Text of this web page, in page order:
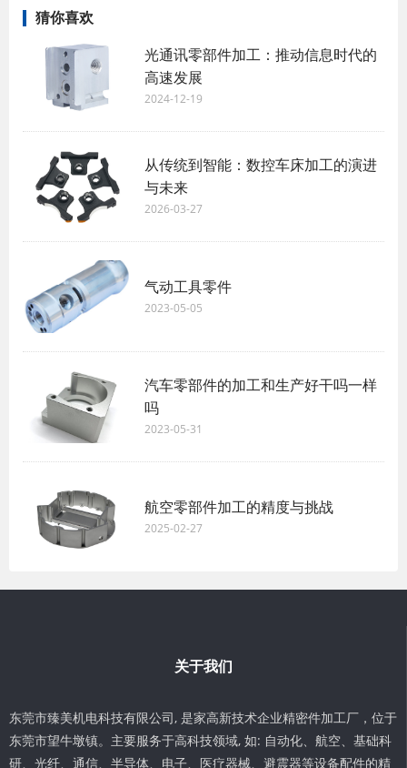
猜你喜欢
光通讯零部件加工：推动信息时代的
高速发展
2024-12-19
从传统到智能：数控车床加工的演进
与未来
2026-03-27
气动工具零件
2023-05-05
汽车零部件的加工和生产好干吗一样
吗
2023-05-31
航空零部件加工的精度与挑战
2025-02-27
关于我们
东莞市臻美机电科技有限公司, 是家高新技术企业精密件加工厂，位于
东莞市望牛墩镇。主要服务于高科技领域, 如: 自动化、航空、基础科
研、光纤、通信、半导体、电子、医疗器械、避震器等设备配件的精